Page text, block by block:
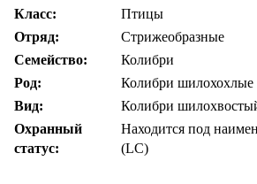
Класс:
Птицы
Отряд:
Стрижеобразные
Семейство:
Колибри
Род:
Колибри шилохохлые
Вид:
Колибри
Охранный
статус:
Находится под
(LC)